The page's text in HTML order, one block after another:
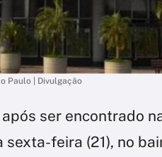
Paulo | Divulgação
após ser encontrado
sexta-feira (21), no